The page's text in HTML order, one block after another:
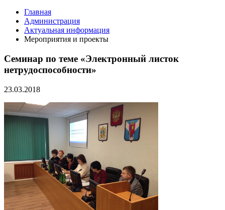
Главная
Администрация
Актуальная информация
Мероприятия и проекты
Семинар по теме «Электронный листок
нетрудоспособности»
23.03.2018